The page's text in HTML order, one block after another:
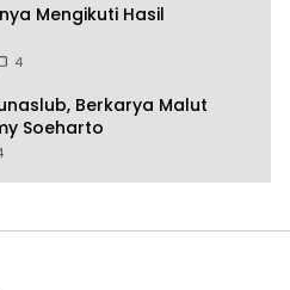
Mengikuti Hasil
4
Berkarya Malut
Soeharto